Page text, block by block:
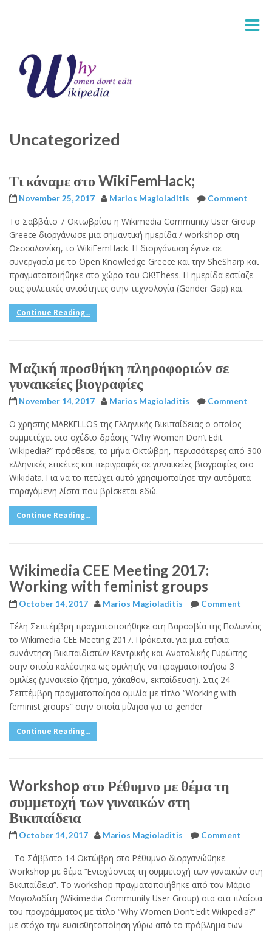
Uncategorized
Τι κάναμε στο WikiFemHack;
November 25, 2017 Marios Magioladitis Comment
Το Σαββάτο 7 Οκτωβρίου η Wikimedia Community User Group
Greece διοργάνωσε μια σημαντική ημερίδα / workshop στη
Θεσσαλονίκη, το WikiFemHack. Η διοργάνωση έγινε σε
συνεργασία με το Open Knowledge Greece και την SheSharp και
πραγματοποιήθηκε στο χώρο του OK!Thess. Η ημερίδα εστίαζε
στις φυλετικές ανισότητες στην τεχνολογία (Gender Gap) και
Continue Reading...
Μαζική προσθήκη πληροφοριών σε
γυναικείες βιογραφίες
November 14, 2017 Marios Magioladitis Comment
Ο χρήστης MARKELLOS της Ελληνικής Βικιπαίδειας ο οποίος
συμμετέχει στο σχέδιο δράσης “Why Women Don’t Edit
Wikipedia?” πρόσθεσε, το μήνα Οκτώβρη, περισσότερες από 300
ελληνικές ετικέτες και περιγραφές σε γυναικείες βιογραφίες στο
Wikidata. Για να το πετύχει αυτό χρησιμοποίησε την αυτόματα
παραγόμενη λίστα που βρίσκεται εδώ.
Continue Reading...
Wikimedia CEE Meeting 2017:
Working with feminist groups
October 14, 2017 Marios Magioladitis Comment
Τέλη Σεπτέμβρη πραγματοποιήθηκε στη Βαρσοβία της Πολωνίας
το Wikimedia CEE Meeting 2017. Πρόκειται για μια ετήσια
συνάντηση Βικιπαιδιστών Κεντρικής και Ανατολικής Ευρώπης
στην οποία καλέστηκα ως ομιλητής να πραγματοποιήσω 3
ομιλίες (γυναικείο ζήτημα, χάκαθον, εκπαίδευση). Στις 24
Σεπτέμβρη πραγματοποίησα ομιλία με τίτλο “Working with
feminist groups” στην οποία μίλησα για το gender
Continue Reading...
Workshop στο Ρέθυμνο με θέμα τη
συμμετοχή των γυναικών στη
Βικιπαίδεια
October 14, 2017 Marios Magioladitis Comment
Το Σάββατο 14 Οκτώβρη στο Ρέθυμνο διοργανώθηκε
Workshop με θέμα “Ενισχύοντας τη συμμετοχή των γυναικών στη
Βικιπαίδεια”. Το workshop πραγματοποιήθηκε από τον Μάριο
Μαγιολαδίτη (Wikimedia Community User Group) στα στα πλαίσια
του προγράμματος με τίτλο “Why Women Don’t Edit Wikipedia?”
με στόχο την ευαισθητοποίηση γύρω από το πρόβλημα των